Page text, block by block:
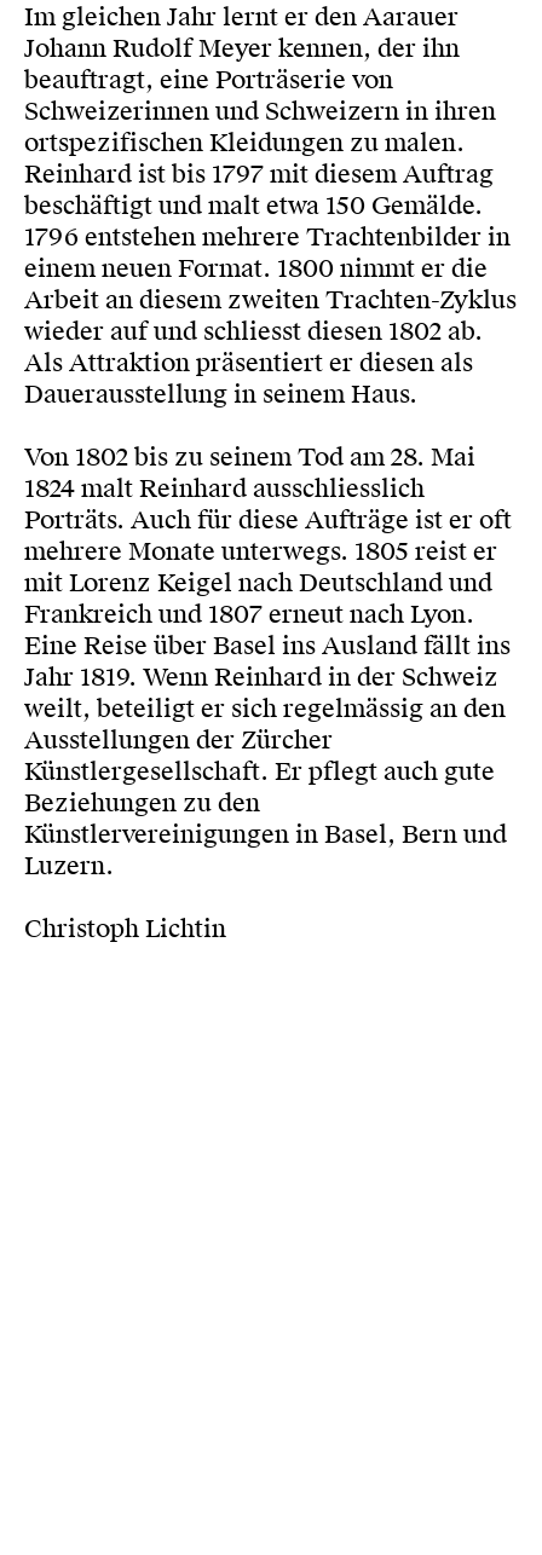
Im gleichen Jahr lernt er den Aarauer
Johann Rudolf Meyer kennen, der ihn
beauftragt, eine Porträserie von
Schweizerinnen und Schweizern in ihren
ortspezifischen Kleidungen zu malen.
Reinhard ist bis 1797 mit diesem Auftrag
beschäftigt und malt etwa 150 Gemälde.
1796 entstehen mehrere Trachtenbilder in
einem neuen Format. 1800 nimmt er die
Arbeit an diesem zweiten Trachten-Zyklus
wieder auf und schliesst diesen 1802 ab.
Als Attraktion präsentiert er diesen als
Dauerausstellung in seinem Haus.
Von 1802 bis zu seinem Tod am 28. Mai
1824 malt Reinhard ausschliesslich
Porträts. Auch für diese Aufträge ist er oft
mehrere Monate unterwegs. 1805 reist er
mit Lorenz Keigel nach Deutschland und
Frankreich und 1807 erneut nach Lyon.
Eine Reise über Basel ins Ausland fällt ins
Jahr 1819. Wenn Reinhard in der Schweiz
weilt, beteiligt er sich regelmässig an den
Ausstellungen der Zürcher
Künstlergesellschaft. Er pflegt auch gute
Beziehungen zu den
Künstlervereinigungen in Basel, Bern und
Luzern.
Christoph Lichtin